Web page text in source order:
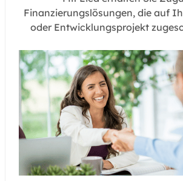
Finanzierungslösungen, die auf
oder Entwicklungsprojekt